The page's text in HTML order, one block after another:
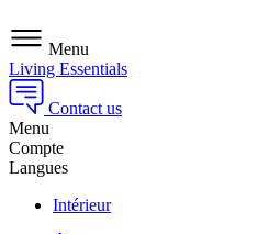
Menu
Living Essentials
Contact us
Menu
Compte
Langues
Intérieur